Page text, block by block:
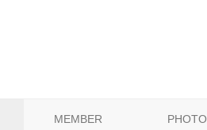
MEMBER PHOTO